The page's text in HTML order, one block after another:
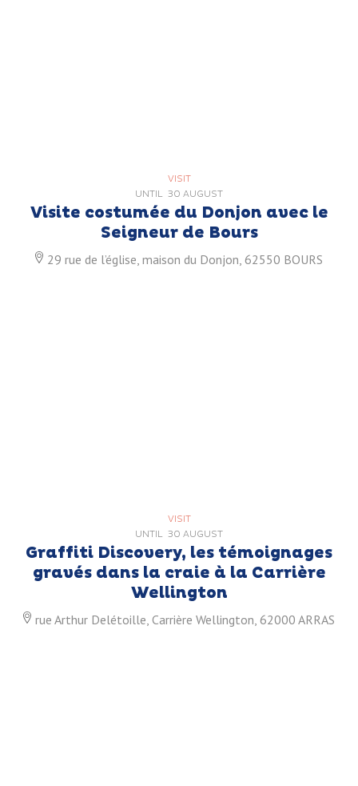
VISIT
UNTIL 30 AUGUST
Visite costumée du Donjon avec le
Seigneur de Bours
29 rue de l’église, maison du Donjon, 62550 BOURS
VISIT
UNTIL 30 AUGUST
Graffiti Discovery, les témoignages
gravés dans la craie à la Carrière
Wellington
rue Arthur Delétoille, Carrière Wellington, 62000 ARRAS